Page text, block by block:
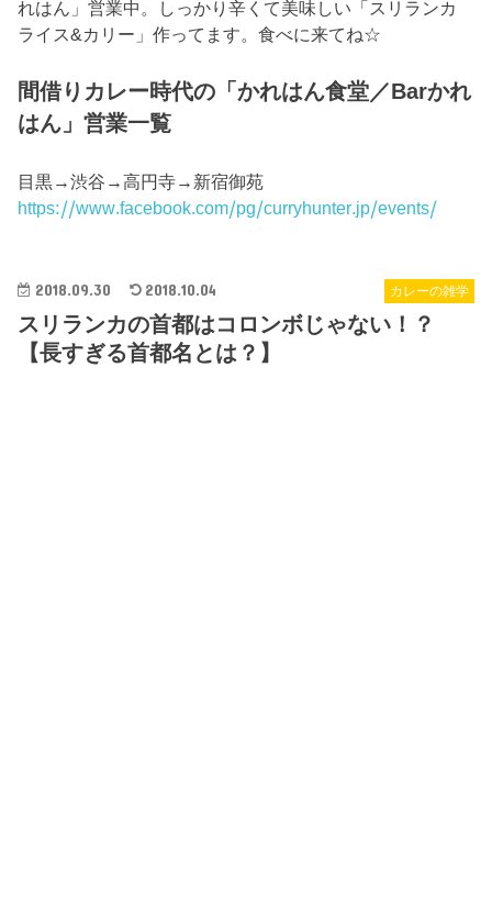
れはん」営業中。しっかり辛くて美味しい「スリランカ
ライス&カリー」作ってます。食べに来てね☆
間借りカレー時代の「かれはん食堂／Barかれ
はん」営業一覧
目黒→渋谷→高円寺→新宿御苑
https://www.facebook.com/pg/curryhunter.jp/events/
カレーの雑学
2018.09.30 2018.10.04
スリランカの首都はコロンボじゃない！？
【長すぎる首都名とは？】